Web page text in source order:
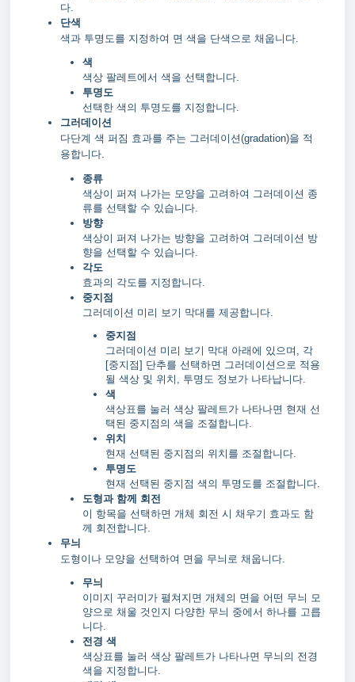
다.
단색
색과 투명도를 지정하여 면 색을 단색으로 채웁니다.
색
색상 팔레트에서 색을 선택합니다.
투명도
선택한 색의 투명도를 지정합니다.
그러데이션
다단계 색 퍼짐 효과를 주는 그러데이션(gradation)을 적
용합니다.
종류
색상이 퍼져 나가는 모양을 고려하여 그러데이션 종
류를 선택할 수 있습니다.
방향
색상이 퍼져 나가는 방향을 고려하여 그러데이션 방
향을 선택할 수 있습니다.
각도
효과의 각도를 지정합니다.
중지점
그러데이션 미리 보기 막대를 제공합니다.
중지점
그러데이션 미리 보기 막대 아래에 있으며, 각
[중지점] 단추를 선택하면 그러데이션으로 적용
될 색상 및 위치, 투명도 정보가 나타납니다.
색
색상표를 눌러 색상 팔레트가 나타나면 현재 선
택된 중지점의 색을 조절합니다.
위치
현재 선택된 중지점의 위치를 조절합니다.
투명도
현재 선택된 중지점 색의 투명도를 조절합니다.
도형과 함께 회전
이 항목을 선택하면 개체 회전 시 채우기 효과도 함
께 회전합니다.
무늬
도형이나 모양을 선택하여 면을 무늬로 채웁니다.
무늬
이미지 꾸러미가 펼쳐지면 개체의 면을 어떤 무늬 모
양으로 채울 것인지 다양한 무늬 중에서 하나를 고릅
니다.
전경 색
색상표를 눌러 색상 팔레트가 나타나면 무늬의 전경
색을 지정합니다.